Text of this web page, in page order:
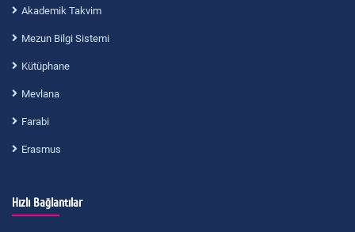
Akademik Takvim
Mezun Bilgi Sistemi
Kütüphane
Mevlana
Farabi
Erasmus
Hızlı Bağlantılar